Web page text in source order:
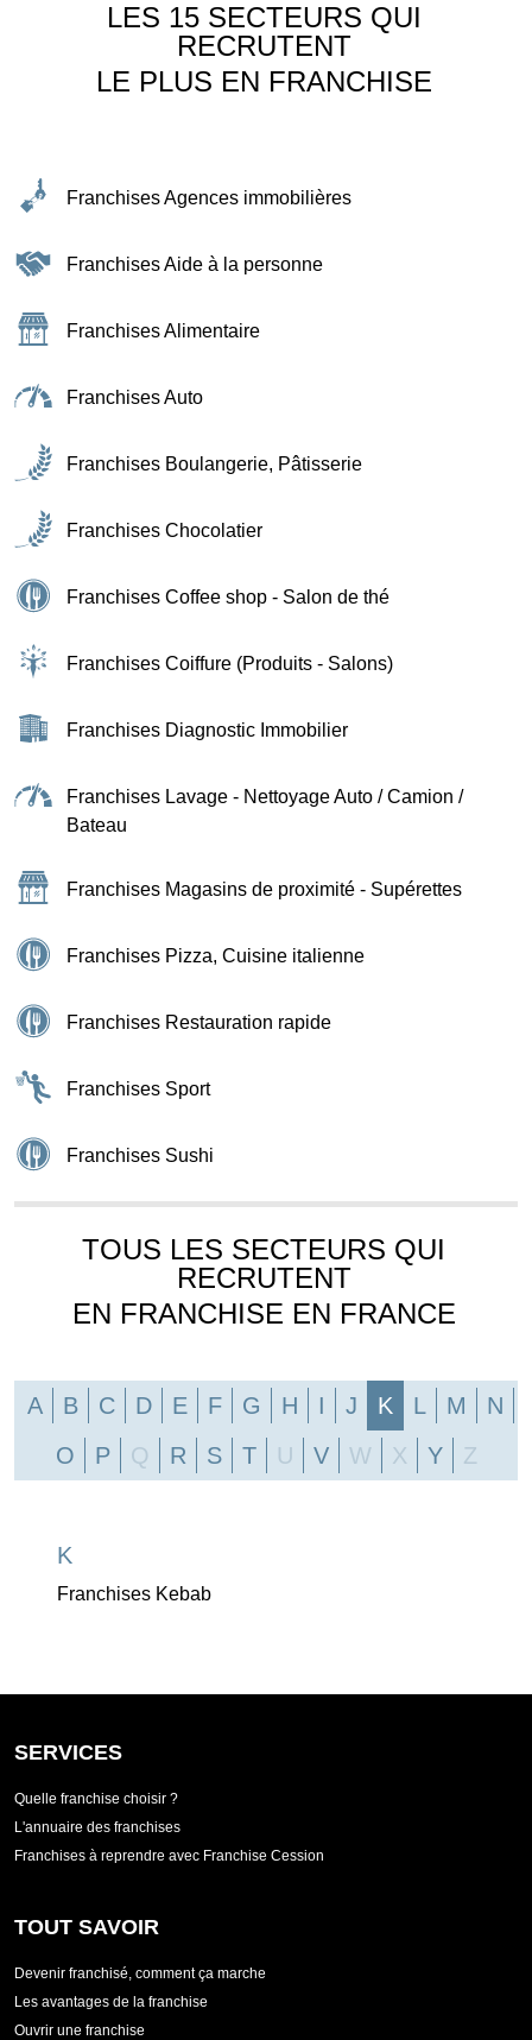
LES 15 SECTEURS QUI
RECRUTENT
LE PLUS EN FRANCHISE
Franchises Agences immobilières
Franchises Aide à la personne
Franchises Alimentaire
Franchises Auto
Franchises Boulangerie, Pâtisserie
Franchises Chocolatier
Franchises Coffee shop - Salon de thé
Franchises Coiffure (Produits - Salons)
Franchises Diagnostic Immobilier
Franchises Lavage - Nettoyage Auto / Camion /
Bateau
Franchises Magasins de proximité - Supérettes
Franchises Pizza, Cuisine italienne
Franchises Restauration rapide
Franchises Sport
Franchises Sushi
TOUS LES SECTEURS QUI
RECRUTENT
EN FRANCHISE EN FRANCE
A B C D E F G H I J K L M
N
O
P Q R S T U V W X Y Z
K
Franchises Kebab
SERVICES
Quelle franchise choisir ?
L'annuaire des franchises
Franchises à reprendre avec Franchise Cession
TOUT SAVOIR
Devenir franchisé, comment ça marche
Les avantages de la franchise
Ouvrir une franchise